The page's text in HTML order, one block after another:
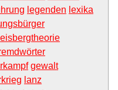
legenden lexika
eisbergtheorie
gewalt
lanz